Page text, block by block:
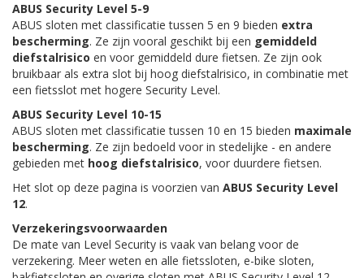
ABUS Security Level 5-9
ABUS sloten met classificatie tussen 5 en 9 bieden extra
bescherming. Ze zijn vooral geschikt bij een gemiddeld
diefstalrisico en voor gemiddeld dure fietsen. Ze zijn ook
bruikbaar als extra slot bij hoog diefstalrisico, in combinatie met
een fietsslot met hogere Security Level.
ABUS Security Level 10-15
ABUS sloten met classificatie tussen 10 en 15 bieden maximale
bescherming. Ze zijn bedoeld voor in stedelijke - en andere
gebieden met hoog diefstalrisico, voor duurdere fietsen.
Het slot op deze pagina is voorzien van ABUS Security Level
12.
Verzekeringsvoorwaarden
De mate van Level Security is vaak van belang voor de
verzekering. Meer weten en alle fietssloten, e-bike sloten,